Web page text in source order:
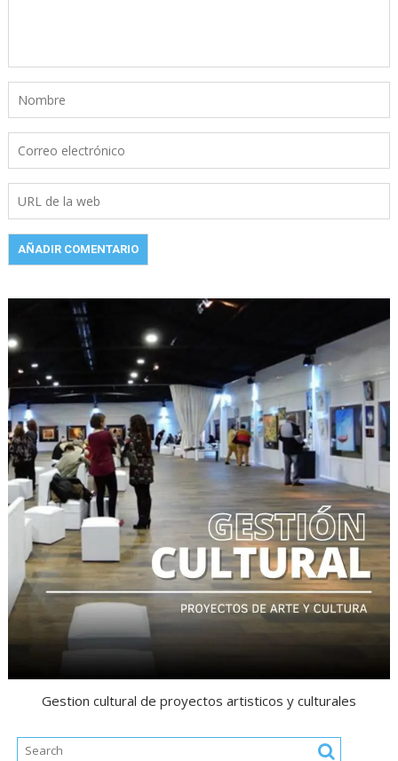
Gestion cultural de proyectos artisticos y culturales